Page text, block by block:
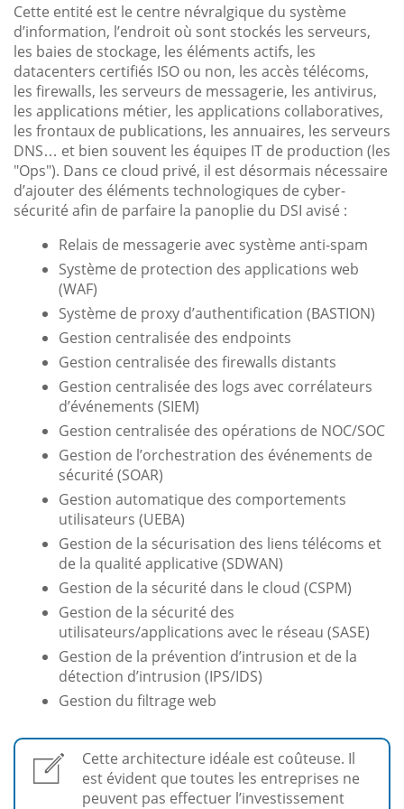
Cette entité est le centre névralgique du système
d’information, l’endroit où sont stockés les serveurs,
les baies de stockage, les éléments actifs, les
datacenters certifiés ISO ou non, les accès télécoms,
les firewalls, les serveurs de messagerie, les antivirus,
les applications métier, les applications collaboratives,
les frontaux de publications, les annuaires, les serveurs
DNS… et bien souvent les équipes IT de production (les
"Ops"). Dans ce cloud privé, il est désormais nécessaire
d’ajouter des éléments technologiques de cyber-
sécurité afin de parfaire la panoplie du DSI avisé :
Relais de messagerie avec système anti-spam
Système de protection des applications web
(WAF)
Système de proxy d’authentification (BASTION)
Gestion centralisée des endpoints
Gestion centralisée des firewalls distants
Gestion centralisée des logs avec corrélateurs
d’événements (SIEM)
Gestion centralisée des opérations de NOC/SOC
Gestion de l’orchestration des événements de
sécurité (SOAR)
Gestion automatique des comportements
utilisateurs (UEBA)
Gestion de la sécurisation des liens télécoms et
de la qualité applicative (SDWAN)
Gestion de la sécurité dans le cloud (CSPM)
Gestion de la sécurité des
utilisateurs/applications avec le réseau (SASE)
Gestion de la prévention d’intrusion et de la
détection d’intrusion (IPS/IDS)
Gestion du filtrage web
Cette architecture idéale est coûteuse. Il
est évident que toutes les entreprises ne
peuvent pas effectuer l’investissement